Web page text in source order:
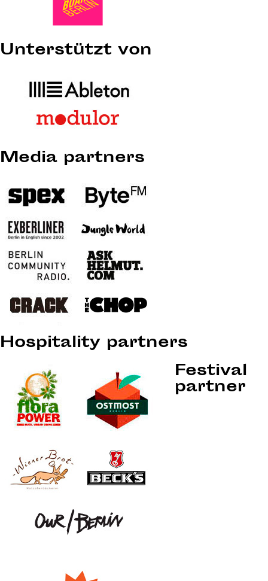
Unterstützt von
Media partners
Hospitality partners
Festival
partner